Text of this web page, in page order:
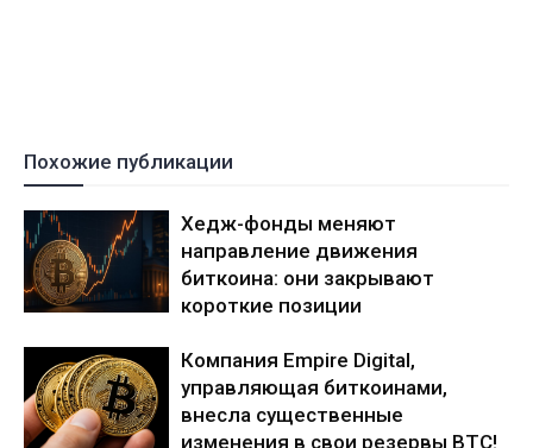
Похожие публикации
Хедж-фонды меняют
направление движения
биткоина: они закрывают
короткие позиции
Компания Empire Digital,
управляющая биткоинами,
внесла существенные
изменения в свои резервы BTC!